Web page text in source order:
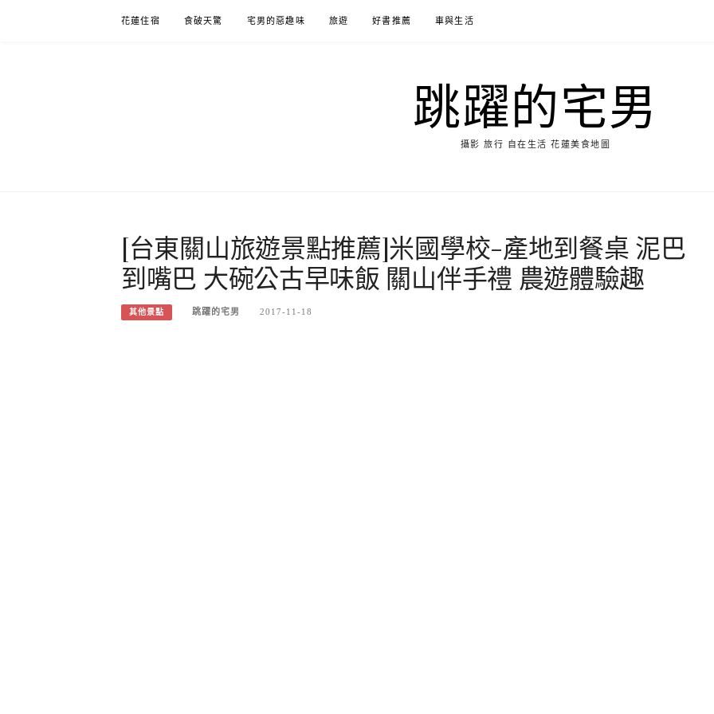
花蓮住宿 食破天驚 宅男的惡趣味 旅遊 好書推薦 車與生活
跳躍的宅男
攝影 旅行 自在生活 花蓮美食地圖
[台東關山旅遊景點推薦]米國學校-產地到餐桌 泥巴
到嘴巴 大碗公古早味飯 關山伴手禮 農遊體驗趣
其他景點 跳躍的宅男 2017-11-18